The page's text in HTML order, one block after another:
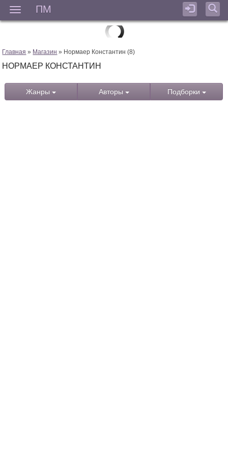
ПМ
Главная » Магазин » Нормаер Константин (8)
НОРМАЕР КОНСТАНТИН
Жанры Авторы Подборки